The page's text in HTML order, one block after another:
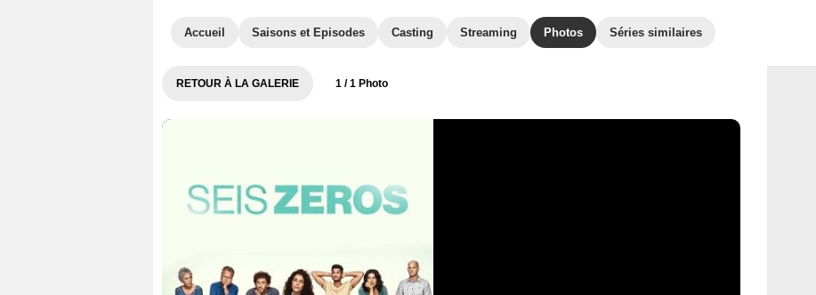
Accueil Saisons et Episodes Casting Streaming Photos Séries similaires
RETOUR À LA GALERIE 1 / 1 Photo